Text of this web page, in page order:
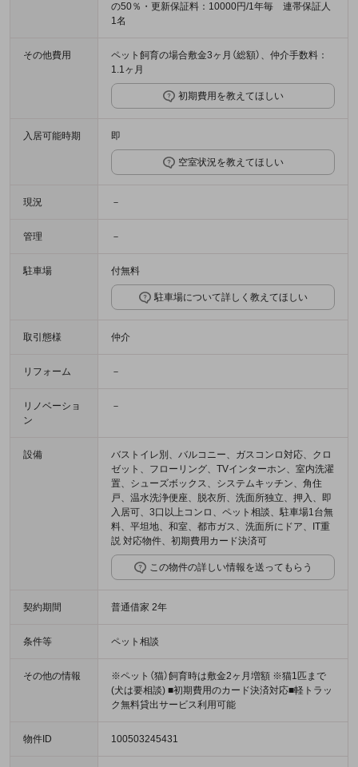
の50％・更新保証料：10000円/1年毎 連帯保証人
1名
その他費用
ペット飼育の場合敷金3ヶ月（総額）、仲介手数料：
1.1ヶ月
初期費用を教えてほしい
入居可能時期 即
空室状況を教えてほしい
現況 －
管理 －
駐車場 付無料
駐車場について詳しく教えてほしい
取引態様 仲介
リフォーム －
リノベーショ
ン
－
設備
バストイレ別、バルコニー、ガスコンロ対応、クロ
ゼット、フローリング、TVインターホン、室内洗濯
置、シューズボックス、システムキッチン、角住
戸、温水洗浄便座、脱衣所、洗面所独立、押入、即
入居可、3口以上コンロ、ペット相談、駐車場1台無
料、平坦地、和室、都市ガス、洗面所にドア、IT重
説 対応物件、初期費用カード決済可
この物件の詳しい情報を送ってもらう
契約期間 普通借家 2年
条件等 ペット相談
その他の情報
※ペット（猫）飼育時は敷金2ヶ月増額 ※猫1匹まで
(犬は要相談) ■初期費用のカード決済対応■軽トラッ
ク無料貸出サービス利用可能
物件ID 100503245431